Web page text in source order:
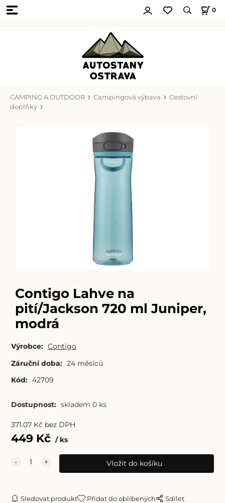
0
CAMPING A OUTDOOR Campingová výbava
Cestovní
doplňky
Contigo Lahve na
pití/Jackson 720 ml Juniper,
modrá
Výrobce: Contigo
Záruční doba: 24 měsíců
Kód: 42709
Dostupnost: skladem 0 ks
371.07Kč bez DPH
449Kč ks
Sledovat produkt Přidat do oblíbených Sdílet